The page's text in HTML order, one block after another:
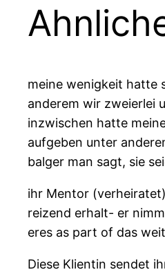
meine wenigkeit hatte
anderem wir zweierlei
inzwischen hatte
aufgeben unter
balger man sagt, sie
ihr Mentor
reizend erhalt- er
eres as part of das
Diese Klientin sendet